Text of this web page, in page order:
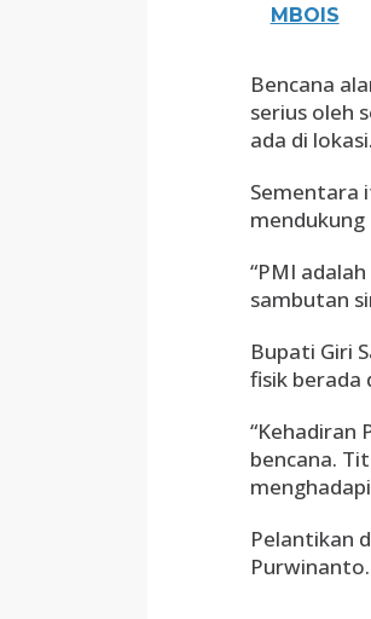
MBOIS
Bencana
serius oleh
ada di lokasi.
Sementara
mendukung
“PMI
sambutan
Bupati Giri
fisik berada
“Kehadiran
bencana.
Pelantikan
Purwinanto.